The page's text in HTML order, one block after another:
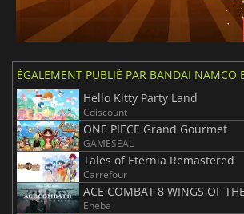
ÉGALEMENT PUBLIÉ PAR BANDAI NAMCO
Hello Kitty Party Land
Cdiscount
ONE PIECE Grand Gourmet
GAMESEAL
Tales of Eternia Remastered
Carrefour
ACE COMBAT 8 WINGS OF
Eneba